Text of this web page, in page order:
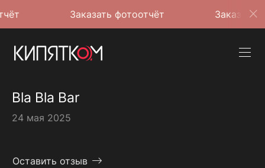
Заказать фотоотчёт Заказать
Bla Bla Bar
24 мая 2025
Оставить отзыв